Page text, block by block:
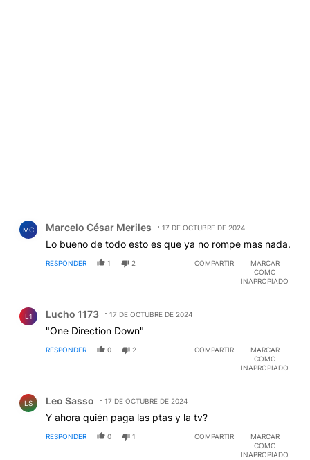
MC Marcelo César Meriles 17 DE OCTUBRE DE 2024
Lo bueno de todo esto es que ya no rompe mas nada.
RESPONDER 1 2 COMPARTIR
MARCAR
COMO
INAPROPIADO
L1 Lucho 1173 17 DE OCTUBRE DE 2024
"One Direction Down"
RESPONDER 0 2 COMPARTIR
MARCAR
COMO
INAPROPIADO
LS Leo Sasso 17 DE OCTUBRE DE 2024
Y ahora quién paga las ptas y la tv?
RESPONDER 0 1 COMPARTIR
MARCAR
COMO
INAPROPIADO